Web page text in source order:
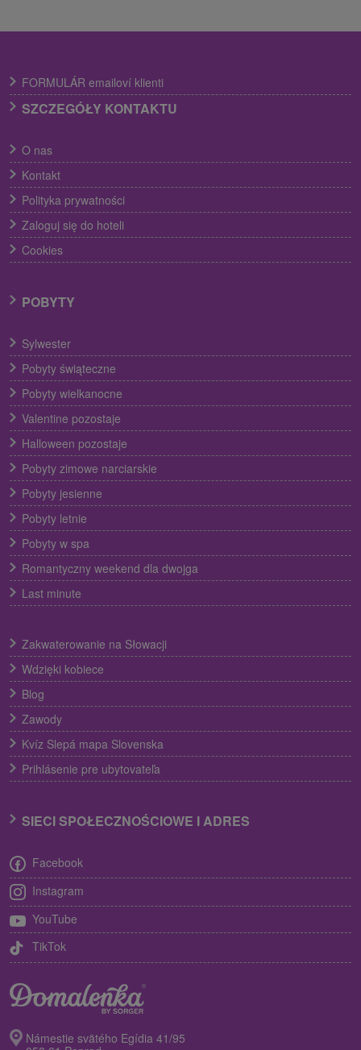
FORMULÁR emailoví klienti
SZCZEGÓŁY KONTAKTU
O nas
Kontakt
Polityka prywatności
Zaloguj się do hoteli
Cookies
POBYTY
Sylwester
Pobyty świąteczne
Pobyty wielkanocne
Valentine pozostaje
Halloween pozostaje
Pobyty zimowe narciarskie
Pobyty jesienne
Pobyty letnie
Pobyty w spa
Romantyczny weekend dla dwojga
Last minute
Zakwaterowanie na Słowacji
Wdzięki kobiece
Blog
Zawody
Kvíz Slepá mapa Slovenska
Prihlásenie pre ubytovateľa
SIECI SPOŁECZNOŚCIOWE I ADRES
Facebook
Instagram
YouTube
TikTok
Námestie svätého Egídia 41/95